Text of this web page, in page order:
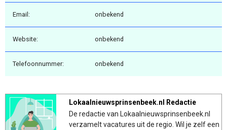
Email: onbekend
Website: onbekend
Telefoonnummer: onbekend
Lokaalnieuwsprinsenbeek.nl Redactie
De redactie van Lokaalnieuwsprinsenbeek.nl
verzamelt vacatures uit de regio. Wil je zelf een